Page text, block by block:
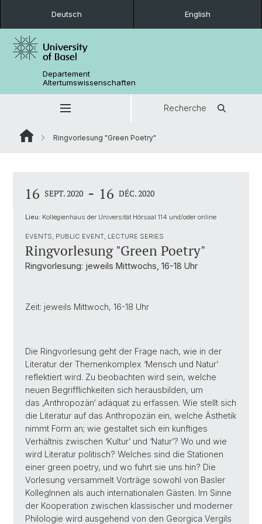
Deutsch English
Departement
Altertumswissenschaften
Recherche
Ringvorlesung "Green Poetry"
16 SEPT. 2020 - 16 DÉC. 2020
Lieu: Kollegienhaus der Universität Hörsaal 114 und/oder online
EVENTS, PUBLIC EVENT, LECTURE SERIES
Ringvorlesung "Green Poetry"
Ringvorlesung: jeweils Mittwochs, 16-18 Uhr
Zeit: jeweils Mittwoch, 16-18 Uhr
Die Ringvorlesung geht der Frage nach, wie in der
Literatur der Themenkomplex ‘Mensch und Natur’
reflektiert wird. Zu beobachten wird sein, welche
neuen Begrifflichkeiten sich herausbilden, um
das ‚Anthropozän‘ adäquat zu erfassen. Wie stellt sich
die Literatur auf das Anthropozän ein, welche Ästhetik
nimmt Form an; wie gestaltet sich ein kunftiges
Verhältnis zwischen ‘Kultur’ und ‘Natur’? Wo und wie
wird Literatur politisch? Welches sind die Stationen
einer green poetry, und wo fuhrt sie uns hin? Die
Vorlesung versammelt Vorträge sowohl von Basler
KollegInnen als auch internationalen Gästen. Im Sinne
der Kooperation zwischen klassischer und moderner
Philologie wird ausgehend von den Georgica Vergils